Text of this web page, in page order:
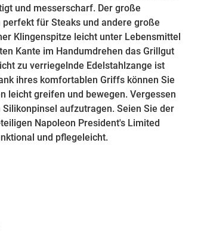
und messerscharf. Der große
für Steaks und andere große
Klingenspitze leicht unter Lebensmittel
Kante im Handumdrehen das Grillgut
zu verriegelnde Edelstahlzange ist
ihres komfortablen Griffs können Sie
leicht greifen und bewegen. Vergessen
aufzutragen. Seien Sie der
Napoleon President's Limited
und pflegeleicht.